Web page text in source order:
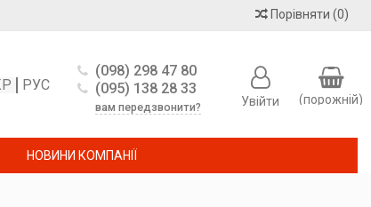
Порівняти (0)
(порожній)
РУС
(098) 298 47 80
(095) 138 28 33
вам передзвонити? Увійти
НОВИНИ КОМПАНІЇ